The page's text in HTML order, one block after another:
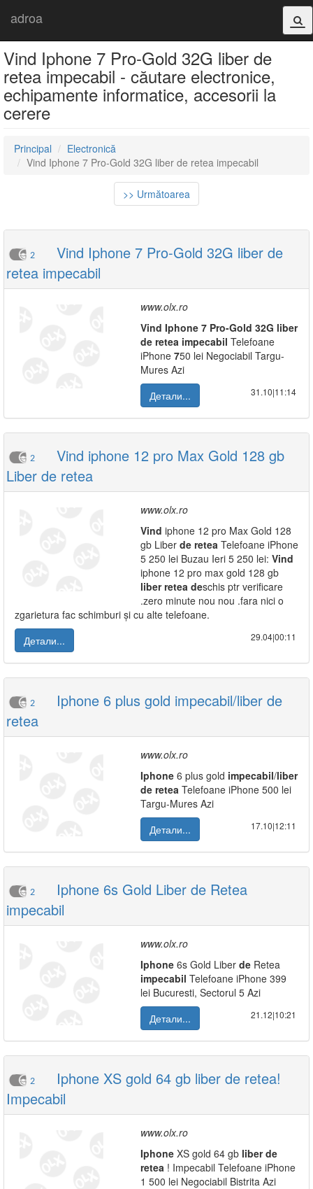
adroa
Vind Iphone 7 Pro-Gold 32G liber de
retea impecabil - căutare electronice,
echipamente informatice, accesorii la
cerere
Principal
Electronică
Vind Iphone 7 Pro-Gold 32G liber de retea impecabil
>> Următoarea
2
Vind Iphone 7 Pro-Gold 32G liber de
retea impecabil
www.olx.ro
Vind Iphone 7 Pro-Gold 32G liber
de retea impecabil Telefoane
iPhone 750 lei Negociabil Targu-
Mures Azi
Детали...
31.10|11:14
2
Vind iphone 12 pro Max Gold 128 gb
Liber de retea
www.olx.ro
Vind iphone 12 pro Max Gold 128
gb Liber de retea Telefoane iPhone
5 250 lei Buzau Ieri 5 250 lei: Vind
iphone 12 pro max gold 128 gb
liber retea deschis ptr verificare
.zero minute nou nou .fara nici o
zgarietura fac schimburi și cu alte telefoane.
Детали...
29.04|00:11
2
Iphone 6 plus gold impecabil/liber de
retea
www.olx.ro
Iphone 6 plus gold impecabil/liber
de retea Telefoane iPhone 500 lei
Targu-Mures Azi
Детали...
17.10|12:11
2
Iphone 6s Gold Liber de Retea
impecabil
www.olx.ro
Iphone 6s Gold Liber de Retea
impecabil Telefoane iPhone 399
lei Bucuresti, Sectorul 5 Azi
Детали...
21.12|10:21
2
Iphone XS gold 64 gb liber de retea!
Impecabil
www.olx.ro
Iphone XS gold 64 gb liber de
retea ! Impecabil Telefoane iPhone
1 500 lei Negociabil Bistrita Azi